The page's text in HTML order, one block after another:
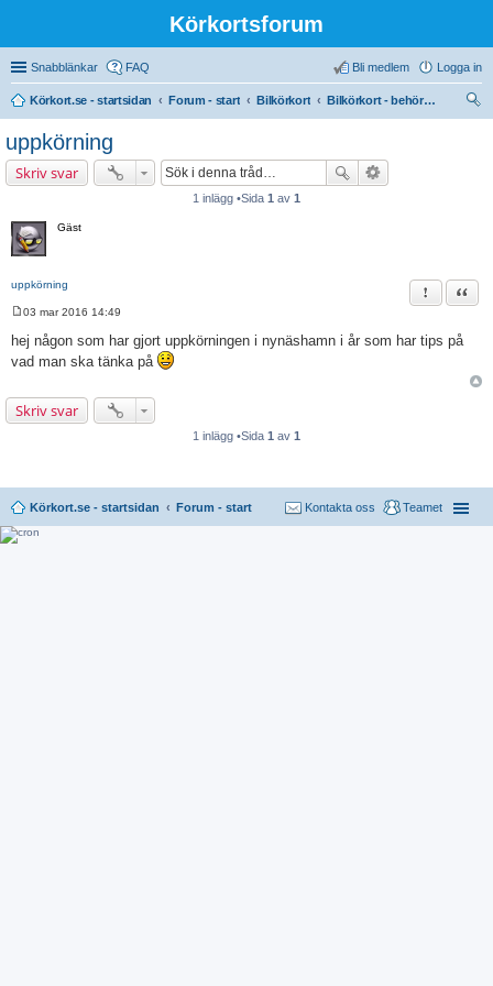
Körkortsforum
Snabblänkar FAQ Logga in
Bli medlem
Körkort.se - startsidan Forum - start Bilkörkort
Bilkörkort - behörighet (B)
uppkörning
Skriv svar
1 inlägg •Sida 1 av 1
Gäst
uppkörning Citat
n
l
ä
03 mar 2016 14:49
hej någon som har gjort uppkörningen i nynäshamn i år som har tips på
vad man ska tänka på
Skriv svar
1 inlägg •Sida 1 av 1
Körkort.se - startsidan Forum - start Teamet
Kontakta oss